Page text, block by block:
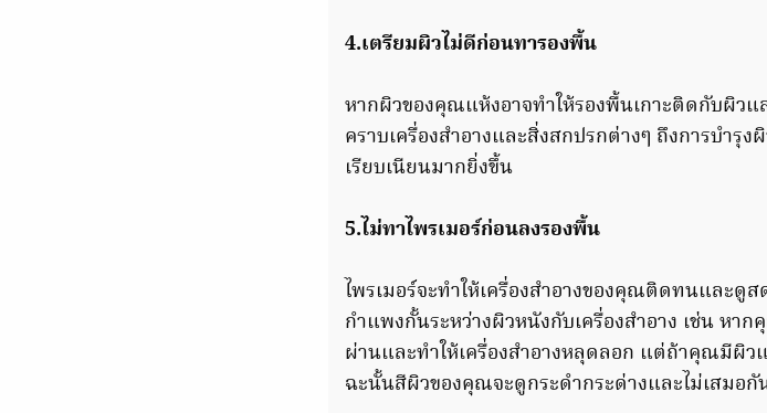
4.เตรียมผิวไม่ดีก่อนทารองพื้น
หากผิวของคุณแห้งอาจทำให้รองพื้นเกาะติดกับผิว
คราบเครื่องสำอางและสิ่งสกปรกต่างๆ ถึงการบำรุ
เรียบเนียนมากยิ่งขึ้น
5.ไม่ทาไพรเมอร์ก่อนลงรองพื้น
ไพรเมอร์จะทำให้เครื่องสำอางของคุณติดทนและ
กำแพงกั้นระหว่างผิวหนังกับเครื่องสำอาง เช่น หา
ผ่านและทำให้เครื่องสำอางหลุดลอก แต่ถ้าคุณมีผิว
ฉะนั้นสีผิวของคุณจะดูกระดำกระด่างและไม่เสมอกั